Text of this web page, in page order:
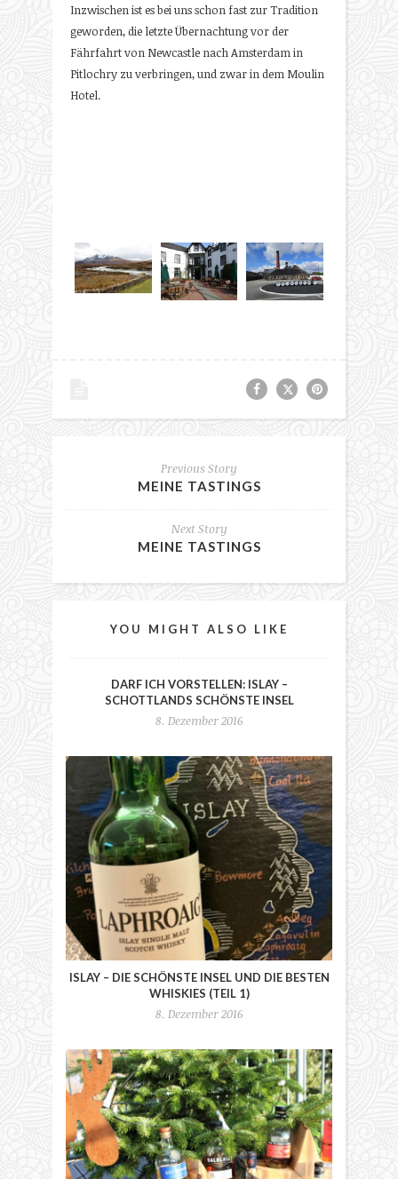
Inzwischen ist es bei uns schon fast zur Tradition
geworden, die letzte Übernachtung vor der
Fährfahrt von Newcastle nach Amsterdam in
Pitlochry zu verbringen, und zwar in dem Moulin
Hotel.
Previous Story
MEINE TASTINGS
Next Story
MEINE TASTINGS
YOU MIGHT ALSO LIKE
DARF ICH VORSTELLEN: ISLAY –
SCHOTTLANDS SCHÖNSTE INSEL
8. Dezember 2016
ISLAY – DIE SCHÖNSTE INSEL UND DIE BESTEN
WHISKIES (TEIL 1)
8. Dezember 2016